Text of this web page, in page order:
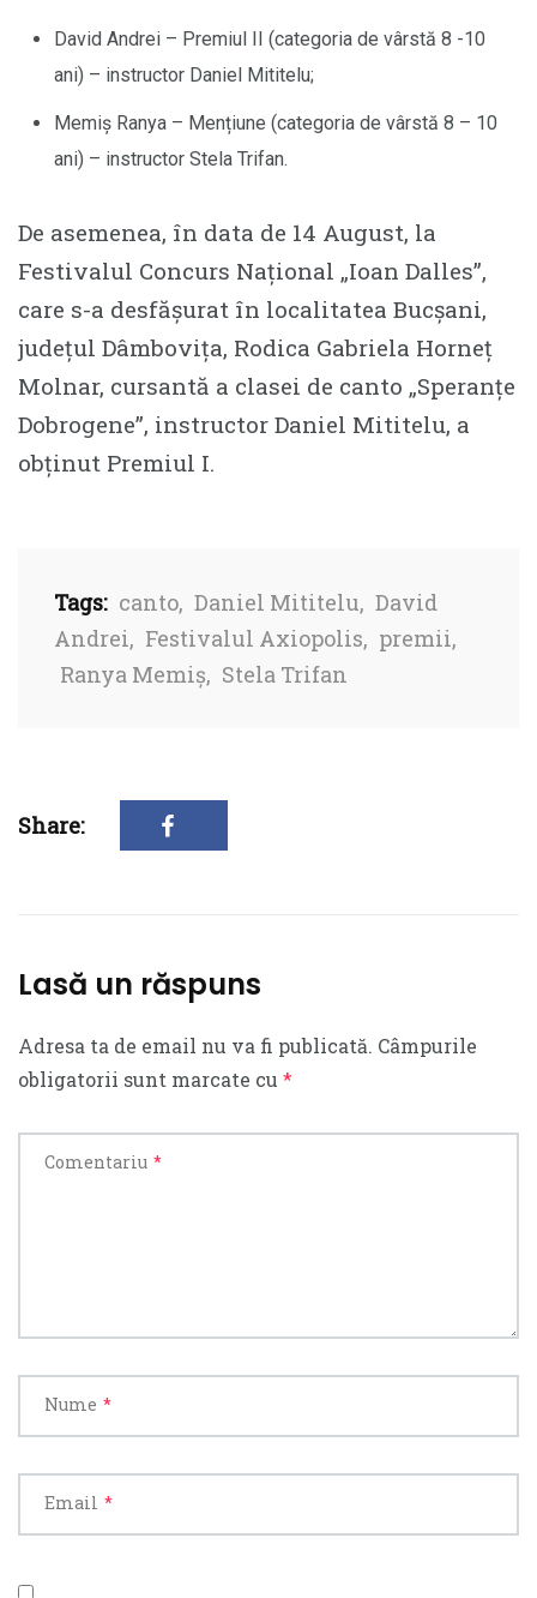
David Andrei – Premiul II (categoria de vârstă 8 -10
ani) – instructor Daniel Mititelu;
Memiș Ranya – Mențiune (categoria de vârstă 8 – 10
ani) – instructor Stela Trifan.
De asemenea, în data de 14 August, la
Festivalul Concurs Național „Ioan Dalles”,
care s-a desfășurat în localitatea Bucșani,
județul Dâmbovița, Rodica Gabriela Horneț
Molnar, cursantă a clasei de canto „Speranțe
Dobrogene”, instructor Daniel Mititelu, a
obținut Premiul I.
Tags: canto, Daniel Mititelu, David
Andrei, Festivalul Axiopolis, premii,
Ranya Memiș, Stela Trifan
Share:
Lasă un răspuns
Adresa ta de email nu va fi publicată. Câmpurile
obligatorii sunt marcate cu *
Comentariu *
Nume *
Email *